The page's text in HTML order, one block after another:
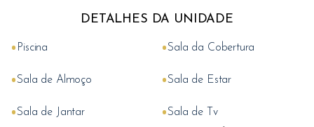
DETALHES DA UNIDADE
• Piscina •Sala da Cobertura
•Sala de Almoço •Sala de Estar
•Sala de Jantar •Sala de Tv